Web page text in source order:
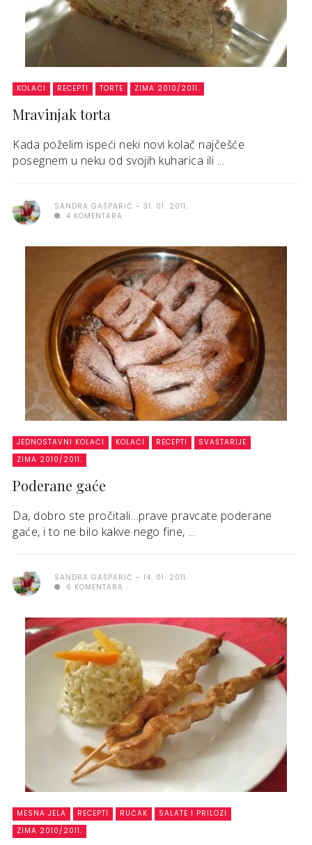
KOLAČI RECEPTI TORTE ZIMA 2010/2011.
Mravinjak torta
Kada poželim ispeći neki novi kolač najčešće
posegnem u neku od svojih kuharica ili ...
SANDRA GAŠPARIĆ
31. 01. 2011.
4 KOMENTARA
JEDNOSTAVNI KOLAČI KOLAČI RECEPTI
SVAŠTARIJE
ZIMA 2010/2011.
Poderane gaće
Da, dobro ste pročitali…prave pravcate poderane
gaće, i to ne bilo kakve nego fine, ...
SANDRA GAŠPARIĆ
14. 01. 2011.
6 KOMENTARA
MESNA JELA RECEPTI RUČAK
SALATE I PRILOZI
ZIMA 2010/2011.